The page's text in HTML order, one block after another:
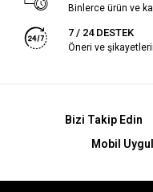
Binlerce ürün ve
7 / 24 DESTEK
Öneri ve
Bizi Takip Edin
Mobil